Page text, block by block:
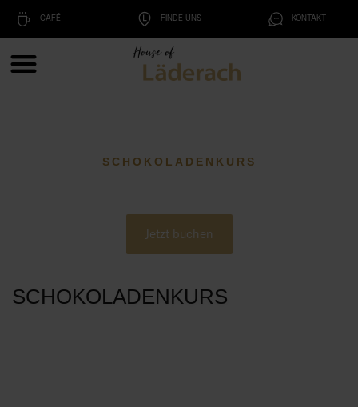
CAFÉ FINDE UNS KONTAKT
SCHOKOLADENKURS
Jetzt buchen
SCHOKOLADENKURS